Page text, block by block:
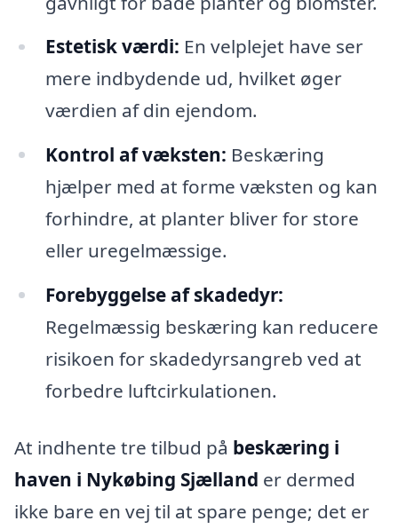
Estetisk værdi: En velplejet have ser
mere indbydende ud, hvilket øger
værdien af din ejendom.
Kontrol af væksten: Beskæring
hjælper med at forme væksten og kan
forhindre, at planter bliver for store
eller uregelmæssige.
Forebyggelse af skadedyr:
Regelmæssig beskæring kan reducere
risikoen for skadedyrsangreb ved at
forbedre luftcirkulationen.
At indhente tre tilbud på beskæring i
haven i Nykøbing Sjælland er dermed
ikke bare en vej til at spare penge; det er